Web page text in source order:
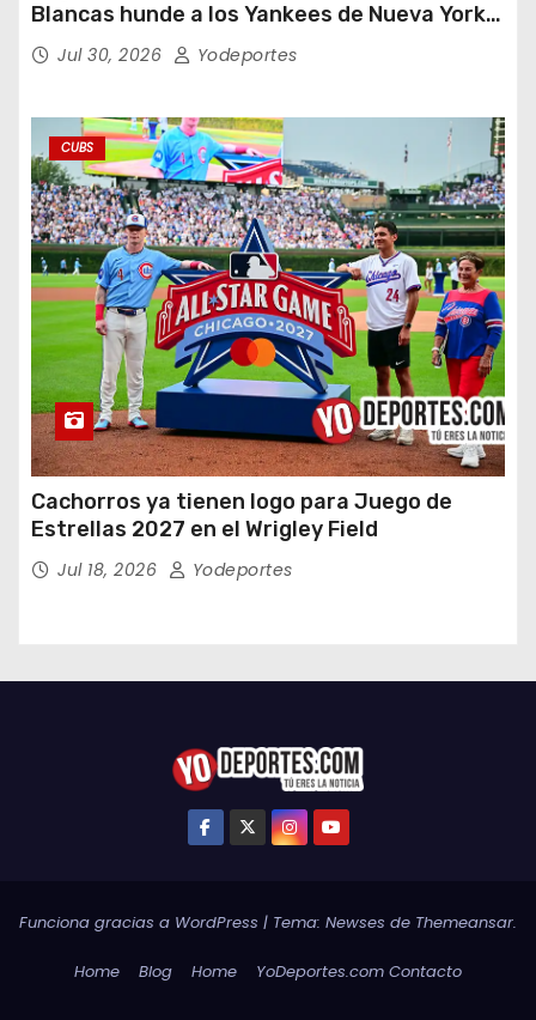
Blancas hunde a los Yankees de Nueva York
en doce entradas
Jul 30, 2026 Yodeportes
CUBS
Cachorros ya tienen logo para Juego de
Estrellas 2027 en el Wrigley Field
Jul 18, 2026 Yodeportes
Funciona gracias a WordPress | Tema: Newses de Themeansar.
Home Blog Home YoDeportes.com Contacto